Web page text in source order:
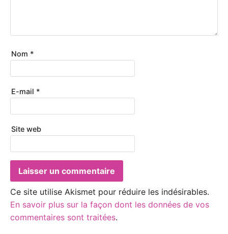
Nom *
E-mail *
Site web
Ce site utilise Akismet pour réduire les indésirables.
En savoir plus sur la façon dont les données de vos
commentaires sont traitées.